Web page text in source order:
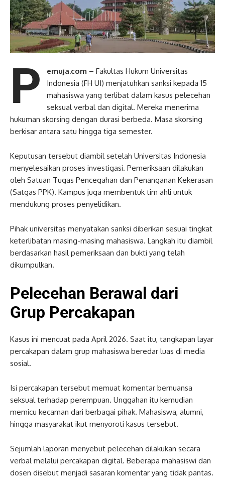
P emuja.com – Fakultas Hukum Universitas
Indonesia (FH UI) menjatuhkan sanksi kepada 15
mahasiswa yang terlibat dalam kasus pelecehan
seksual verbal dan digital. Mereka menerima
hukuman skorsing dengan durasi berbeda. Masa skorsing
berkisar antara satu hingga tiga semester.
Keputusan tersebut diambil setelah Universitas Indonesia
menyelesaikan proses investigasi. Pemeriksaan dilakukan
oleh Satuan Tugas Pencegahan dan Penanganan Kekerasan
(Satgas PPK). Kampus juga membentuk tim ahli untuk
mendukung proses penyelidikan.
Pihak universitas menyatakan sanksi diberikan sesuai tingkat
keterlibatan masing-masing mahasiswa. Langkah itu diambil
berdasarkan hasil pemeriksaan dan bukti yang telah
dikumpulkan.
Pelecehan Berawal dari
Grup Percakapan
Kasus ini mencuat pada April 2026. Saat itu, tangkapan layar
percakapan dalam grup mahasiswa beredar luas di media
sosial.
Isi percakapan tersebut memuat komentar bernuansa
seksual terhadap perempuan. Unggahan itu kemudian
memicu kecaman dari berbagai pihak. Mahasiswa, alumni,
hingga masyarakat ikut menyoroti kasus tersebut.
Sejumlah laporan menyebut pelecehan dilakukan secara
verbal melalui percakapan digital. Beberapa mahasiswi dan
dosen disebut menjadi sasaran komentar yang tidak pantas.